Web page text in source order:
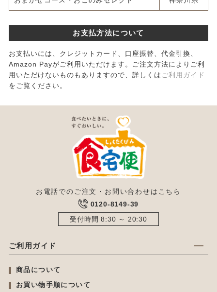
お支払方法について
お支払いには、クレジットカード、口座振替、代金引換、
Amazon Payがご利用いただけます。ご注文方法によりご利
用いただけないものもありますので、詳しくは ご利用ガイド
をご覧ください。
お電話でのご注文・お問い合わせはこちら
0120-8149-39
受付時間 8:30 ～ 20:30
ご利用ガイド
商品について
お買い物手順について